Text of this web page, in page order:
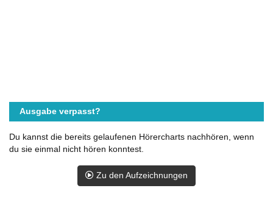
Ausgabe verpasst?
Du kannst die bereits gelaufenen Hörercharts nachhören, wenn
du sie einmal nicht hören konntest.
Zu den Aufzeichnungen